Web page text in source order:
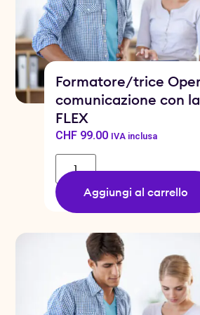
Formatore/trice
comunicazione con
FLEX
CHF99.00 IVA inclusa
Aggiungi al carrello